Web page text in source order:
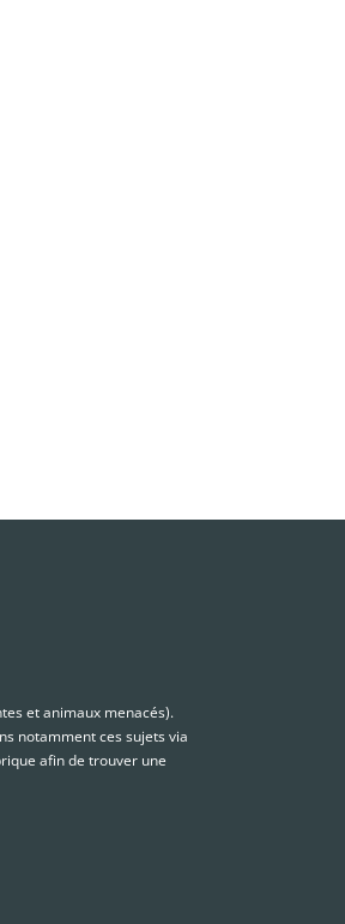
et animaux menacés).
notamment ces sujets via
afin de trouver une